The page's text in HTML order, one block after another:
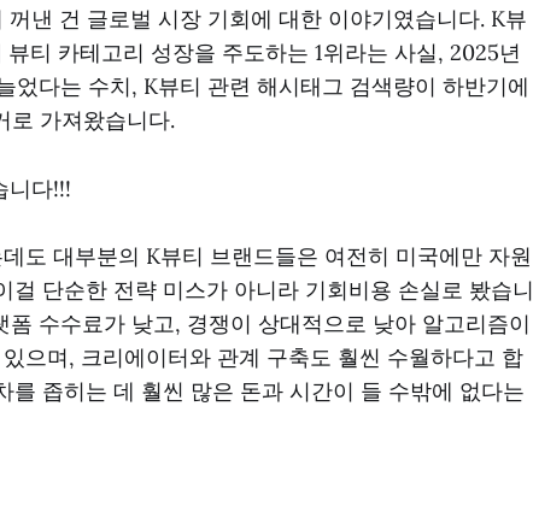
낸 건 글로벌 시장 기회에 대한 이야기였습니다. K뷰
티 카테고리 성장을 주도하는 1위라는 사실, 2025년
었다는 수치, K뷰티 관련 해시태그 검색량이 하반기에
로 가져왔습니다.
니다!!!
도 대부분의 K뷰티 브랜드들은 여전히 미국에만 자원
걸 단순한 전략 미스가 아니라 기회비용 손실로 봤습니
폼 수수료가 낮고, 경쟁이 상대적으로 낮아 알고리즘이
으며, 크리에이터와 관계 구축도 훨씬 수월하다고 합
를 좁히는 데 훨씬 많은 돈과 시간이 들 수밖에 없다는